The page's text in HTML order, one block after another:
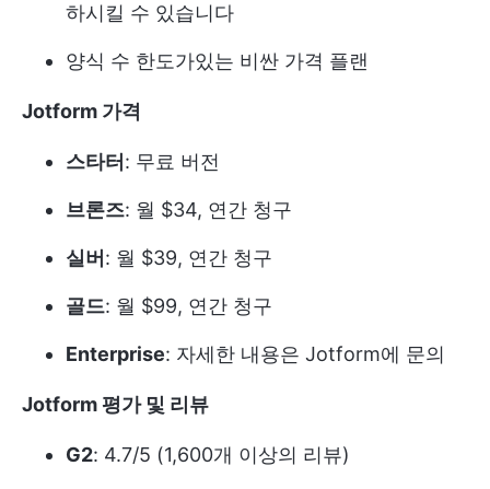
하시킬 수 있습니다
양식 수 한도가있는 비싼 가격 플랜
Jotform 가격
스타터 : 무료 버전
브론즈: 월 $34, 연간 청구
실버 : 월 $39, 연간 청구
골드: 월 $99, 연간 청구
Enterprise: 자세한 내용은 Jotform에 문의
Jotform 평가 및 리뷰
G2: 4.7/5 (1,600개 이상의 리뷰)